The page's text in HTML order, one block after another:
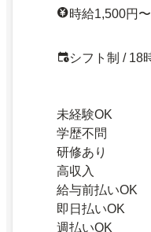
時給1,500円
シフト制 / 18
未経験OK
学歴不問
研修あり
高収入
給与前払いOK
即日払いOK
週払いOK